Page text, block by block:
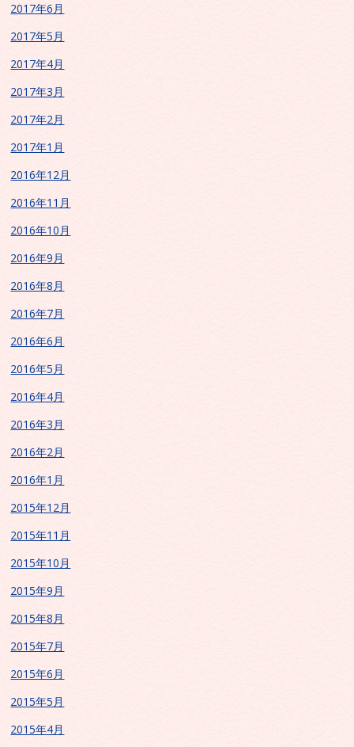
2017年6月
2017年5月
2017年4月
2017年3月
2017年2月
2017年1月
2016年12月
2016年11月
2016年10月
2016年9月
2016年8月
2016年7月
2016年6月
2016年5月
2016年4月
2016年3月
2016年2月
2016年1月
2015年12月
2015年11月
2015年10月
2015年9月
2015年8月
2015年7月
2015年6月
2015年5月
2015年4月